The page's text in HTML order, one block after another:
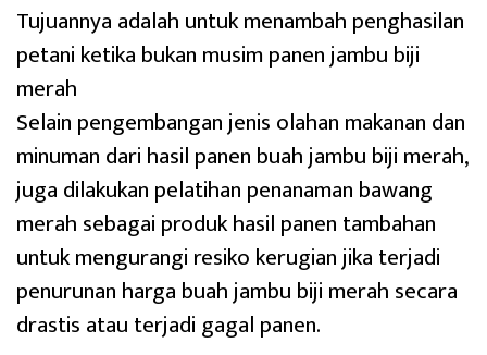
Tujuannya adalah untuk menambah penghasilan
petani ketika bukan musim panen jambu biji
merah
Selain pengembangan jenis olahan makanan dan
minuman dari hasil panen buah jambu biji merah,
juga dilakukan pelatihan penanaman bawang
merah sebagai produk hasil panen tambahan
untuk mengurangi resiko kerugian jika terjadi
penurunan harga buah jambu biji merah secara
drastis atau terjadi gagal panen.